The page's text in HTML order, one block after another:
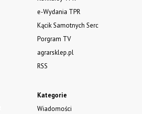
Kategorie
Wiadomości
e-Wydania TPR
Kącik Samotnych Serc
Porgram TV
agrarsklep.pl
RSS